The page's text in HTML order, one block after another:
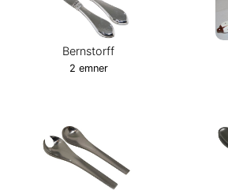
Bernstorff
2 emner